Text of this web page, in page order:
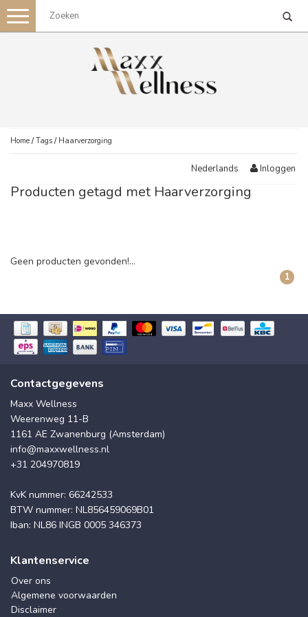
Toggle
navigation
Home /Tags / Haarverzorging
Nederlands Inloggen
Producten getagd met Haarverzorging
Geen producten gevonden!...
1
Contactgegevens
Maxx Wellness
Weerenweg 11-B
1161 AE Zwanenburg (Amsterdam)
info@maxxwellness.nl
+31 204970819
KvK nummer: 66242533
BTW nummer: NL856459069B01
Iban: NL86 INGB 0005 346373
Klantenservice
Over ons
Algemene voorwaarden
Disclaimer